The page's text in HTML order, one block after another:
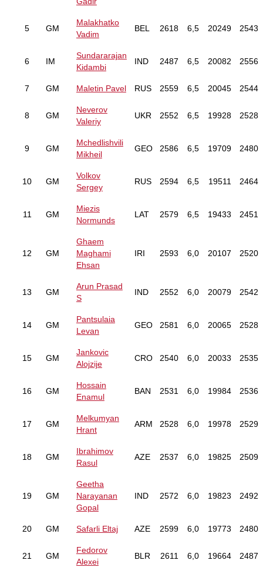
5 GM
Malakhatko
Vadim
BEL 2618 6,5 20249 2543
6 IM
Sundararajan
Kidambi
IND 2487 6,5 20082 2556
7 GM Maletin Pavel RUS 2559 6,5 20045 2544
8 GM
Neverov
Valeriy
UKR 2552 6,5 19928 2528
9 GM
Mchedlishvili
Mikheil
GEO 2586 6,5 19709 2480
10 GM
Volkov
Sergey
RUS 2594 6,5 19511 2464
11 GM
Miezis
Normunds
LAT 2579 6,5 19433 2451
12 GM
Ghaem
Maghami
Ehsan
IRI 2593 6,0 20107 2520
13 GM
Arun Prasad
S
IND 2552 6,0 20079 2542
14 GM
Pantsulaia
Levan
GEO 2581 6,0 20065 2528
15 GM
Jankovic
Alojzije
CRO 2540 6,0 20033 2535
16 GM
Hossain
Enamul
BAN 2531 6,0 19984 2536
17 GM
Melkumyan
Hrant
ARM 2528 6,0 19978 2529
18 GM
Ibrahimov
Rasul
AZE 2537 6,0 19825 2509
19 GM
Geetha
Narayanan
Gopal
IND 2572 6,0 19823 2492
20 GM Safarli Eltaj AZE 2599 6,0 19773 2480
21 GM
Fedorov
Alexei
BLR 2611 6,0 19664 2487